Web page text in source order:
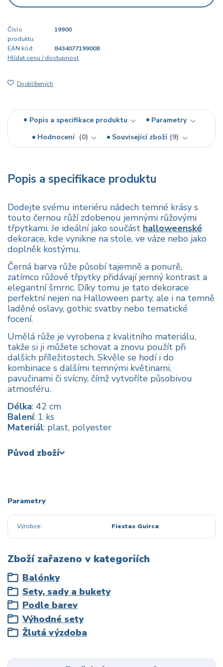
Číslo
produktu:
19900
EAN kód:
8434077199008
Hlídat cenu / dostupnost
Do oblíbených
Popis a specifikace produktu
Parametry
Hodnocení
0 Související zboží 9
Popis a specifikace produktu
Dodejte svému interiéru nádech temné krásy s
touto černou růží zdobenou jemnými růžovými
třpytkami. Je ideální jako součást halloweenské
dekorace, kde vynikne na stole, ve váze nebo jako
doplněk kostýmu.
Černá barva růže působí tajemně a ponurě,
zatímco růžové třpytky přidávají jemný kontrast a
elegantní šmrnc. Díky tomu je tato dekorace
perfektní nejen na Halloween party, ale i na temně
laděné oslavy, gothic svatby nebo tematické
focení.
Umělá růže je vyrobena z kvalitního materiálu,
takže si ji můžete schovat a znovu použít při
dalších příležitostech. Skvěle se hodí i do
kombinace s dalšími temnými květinami,
pavučinami či svícny, čímž vytvoříte působivou
atmosféru.
Délka: 42 cm
Balení: 1 ks
Materiál: plast, polyester
Původ zboží
Parametry
Výrobce Fiestas Guirca
Zboží zařazeno v kategoriích
Balónky
Sety, sady a bukety
Podle barev
Výhodné sety
Žlutá výzdoba